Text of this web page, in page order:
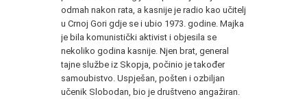
odmah nakon rata, a kasnije je radio kao učitelj
u Crnoj Gori gdje se i ubio 1973. godine. Majka
je bila komunistički aktivist i objesila se
nekoliko godina kasnije. Njen brat, general
tajne službe iz Skopja, počinio je također
samoubistvo. Uspješan, pošten i ozbiljan
učenik Slobodan, bio je društveno angažiran.